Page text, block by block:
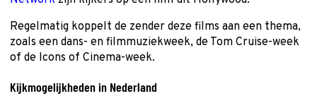
Regelmatig koppelt de zender deze films aan een thema,
zoals een dans- en filmmuziekweek, de Tom Cruise-week
of de Icons of Cinema-week.
Kijkmogelijkheden in Nederland